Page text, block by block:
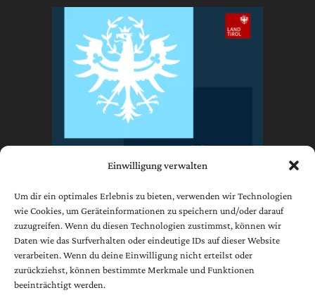
Einwilligung verwalten
Um dir ein optimales Erlebnis zu bieten, verwenden wir Technologien
wie Cookies, um Geräteinformationen zu speichern und/oder darauf
zuzugreifen. Wenn du diesen Technologien zustimmst, können wir
Daten wie das Surfverhalten oder eindeutige IDs auf dieser Website
verarbeiten. Wenn du deine Einwilligung nicht erteilst oder
zurückziehst, können bestimmte Merkmale und Funktionen
beeinträchtigt werden.
Impressum
Datenschutzerklärung
AGB